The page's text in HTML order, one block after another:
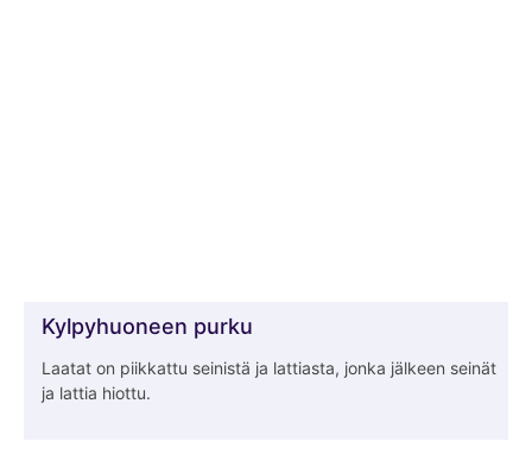
Kylpyhuoneen purku
Laatat on piikkattu seinistä ja lattiasta, jonka jälkeen seinät
ja lattia hiottu.